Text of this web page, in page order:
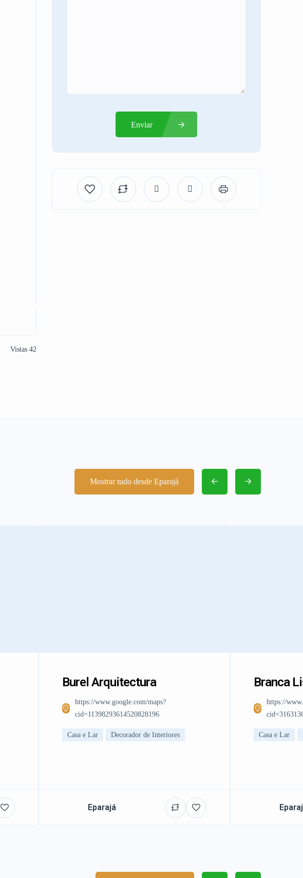
Vistas 42
Enviar
Mostrar tudo desde Eparajá
Burel Arquitectura
https://www.google.com/maps?
cid=11398293614520828196
Casa e Lar Decorador de Interiores
Eparajá
Branca
https://
Casa e Lar